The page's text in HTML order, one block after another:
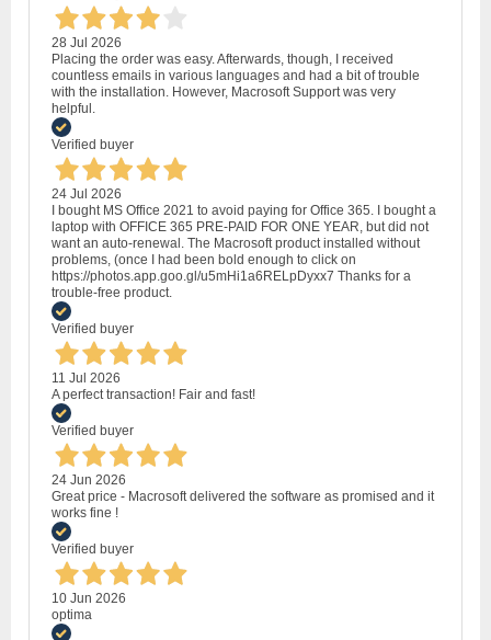
28 Jul 2026
Placing the order was easy. Afterwards, though, I received
countless emails in various languages and had a bit of trouble
with the installation. However, Macrosoft Support was very
helpful.
Verified buyer
24 Jul 2026
I bought MS Office 2021 to avoid paying for Office 365. I bought a
laptop with OFFICE 365 PRE-PAID FOR ONE YEAR, but did not
want an auto-renewal. The Macrosoft product installed without
problems, (once I had been bold enough to click on
https://photos.app.goo.gl/u5mHi1a6RELpDyxx7 Thanks for a
trouble-free product.
Verified buyer
11 Jul 2026
A perfect transaction! Fair and fast!
Verified buyer
24 Jun 2026
Great price - Macrosoft delivered the software as promised and it
works fine !
Verified buyer
10 Jun 2026
optima